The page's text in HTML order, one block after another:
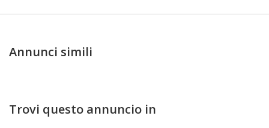
Annunci simili
Trovi questo annuncio in